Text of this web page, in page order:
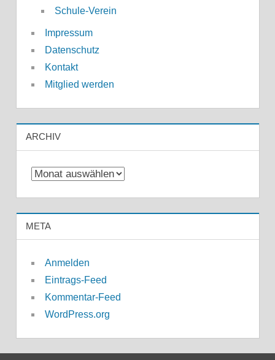
Schule-Verein
Impressum
Datenschutz
Kontakt
Mitglied werden
ARCHIV
Archiv
META
Anmelden
Eintrags-Feed
Kommentar-Feed
WordPress.org